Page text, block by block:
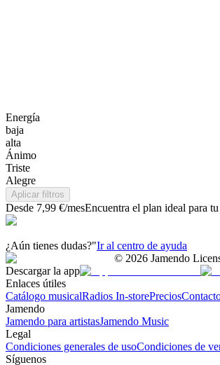
Energía
baja
alta
Ánimo
Triste
Alegre
Aplicar filtros
Desde 7,99 €/mesEncuentra el plan ideal para
¿Aún tienes dudas?"Ir al centro de ayuda
© 2026 Jamendo
Descargar la app
Enlaces útiles
Catálogo musicalRadios In-storePrecios
Jamendo
Jamendo para artistasJamendo Music
Legal
Condiciones generales de usoCondiciones de
Síguenos